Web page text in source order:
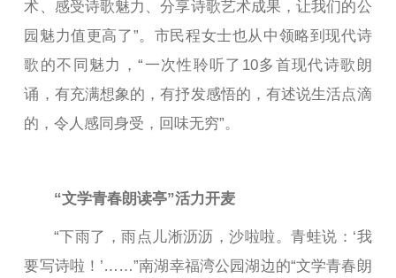
术、感受诗歌魅力、分享诗歌艺术成果，让我们的公
园魅力值更高了”。市民程女士也从中领略到现代诗
歌的不同魅力，“一次性聆听了10多首现代诗歌朗
诵，有充满想象的，有抒发感悟的，有述说生活点滴
的，令人感同身受，回味无穷”。
“文学青春朗读亭”活力开麦
“下雨了，雨点儿淅沥沥，沙啦啦。青蛙说：‘我
要写诗啦！’……”南湖幸福湾公园湖边的“文学青春朗